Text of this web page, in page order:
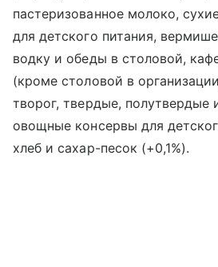
пастеризованное молоко,
для детского питания,
водку и обеды в столовой,
(кроме столовой в
творог, твердые, полутвердые
овощные консервы для
хлеб и сахар-песок (+0,1%).